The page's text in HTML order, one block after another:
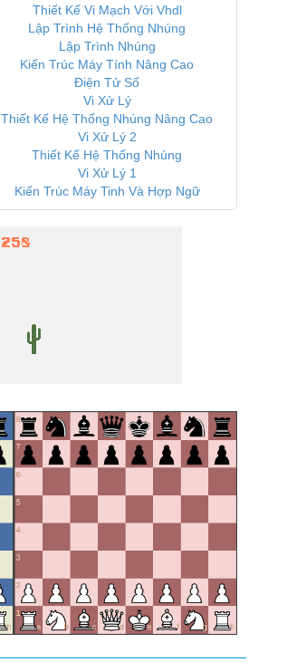
Thiết Kế Vi Mạch Với Vhdl
Lập Trình Hệ Thống Nhúng
Lập Trình Nhúng
Kiến Trúc Máy Tính Nâng Cao
Điện Tử Số
Vi Xử Lý
Thiết Kế Hệ Thống Nhúng Nâng Cao
Vi Xử Lý 2
Thiết Kế Hệ Thống Nhúng
Vi Xử Lý 1
Kiến Trúc Máy Tinh Và Hợp Ngữ